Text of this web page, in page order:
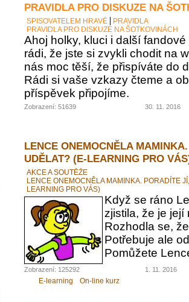
PRAVIDLA PRO DISKUZE NA
SPISOVATELEM HRAVĚ
PRAVIDLA
PRAVIDLA PRO DISKUZE NA ŠOTKOVINÁCH
Ahoj holky, kluci i další
rádi, že jste si zvykli chodit na
nás moc těší, že přispíváte do
Rádi si vaše vzkazy čteme a
příspěvek připojíme.
Zobrazení: 51639 30. 11. 2016
LENCE ONEMOCNĚLA
UDĚLAT? (E-LEARNING PRO
AKCE A SOUTĚŽE
LENCE ONEMOCNĚLA MAMINKA. PORADÍTE
LEARNING PRO VÁS)
Když se ráno
zjistila, že je její
Rozhodla se,
Potřebuje ale
Pomůžete
Zobrazení: 125292 1. 11. 2016
E-learning On-line kurz